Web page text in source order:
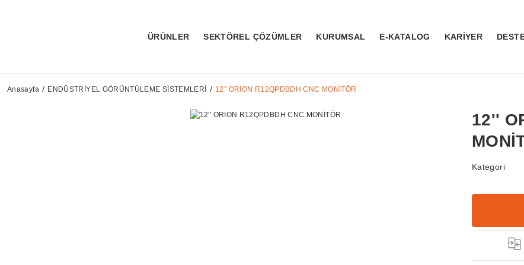
ÜRÜNLER SEKTÖREL ÇÖZÜMLER KURUMSAL E-KATALOG KARİYER
Anasayfa ENDÜSTRİYEL GÖRÜNTÜLEME SİSTEMLERİ 12'' ORION R12QPDBDH CNC MONİTÖR
12''
Kategori